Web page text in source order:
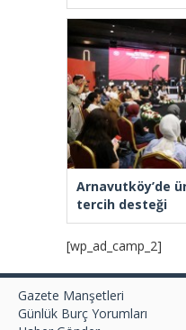
Arnavutköy’de
tercih desteği
[wp_ad_camp_2]
Gazete Manşetleri
Günlük Burç Yorumları